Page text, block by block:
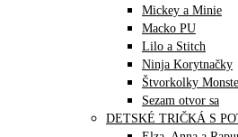
Mickey a Minie
Macko PU
Lilo a Stitch
Ninja Korytnačky
Štvorkolky
Sezam otvor sa
DETSKÉ TRIČKÁ S